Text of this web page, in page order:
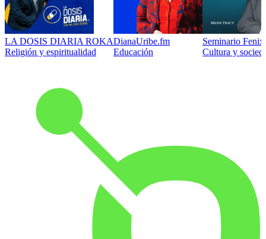
LA DOSIS DIARIA ROKA
Religión y espiritualidad
DianaUribe.fm
Educación
Seminario
Cultura y